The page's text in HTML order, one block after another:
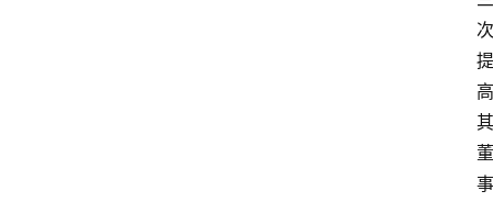
次
提
高
其
董
事